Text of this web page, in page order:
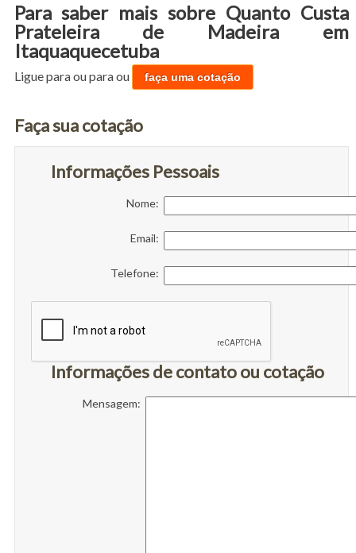
Para saber mais sobre Quanto Custa
Prateleira de Madeira em
Itaquaquecetuba
Ligue paraou paraou faça uma cotação
Faça sua cotação
Informações Pessoais
Nome:
Email:
Telefone:
Informações de contato ou cotação
Mensagem: